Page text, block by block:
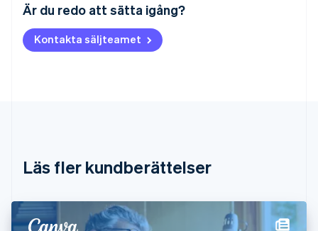
Är du redo att sätta igång?
Kontakta säljteamet
Läs fler kundberättelser
Belgien
NederlandsFrançaisDeutsch
Brasilien
PortuguêsEnglish
English
EnglishSvenska